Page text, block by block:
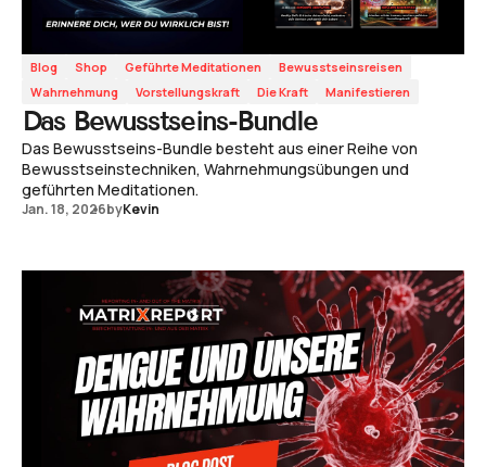
Blog Shop Geführte Meditationen
Bewusstseinsreisen
Wahrnehmung
Vorstellungskraft Die Kraft Manifestieren
Das Bewusstseins-Bundle
Das Bewusstseins-Bundle besteht aus einer Reihe von
Bewusstseinstechniken, Wahrnehmungsübungen und
geführten Meditationen.
Jan. 18, 2026byKevin